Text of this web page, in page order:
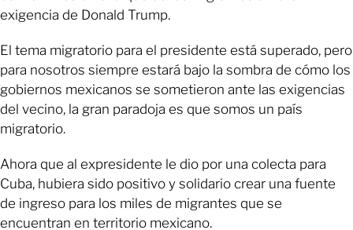
exigencia de Donald Trump.
El tema migratorio para el presidente está superado, pero
para nosotros siempre estará bajo la sombra de cómo los
gobiernos mexicanos se sometieron ante las exigencias
del vecino, la gran paradoja es que somos un país
migratorio.
Ahora que al expresidente le dio por una colecta para
Cuba, hubiera sido positivo y solidario crear una fuente
de ingreso para los miles de migrantes que se
encuentran en territorio mexicano.